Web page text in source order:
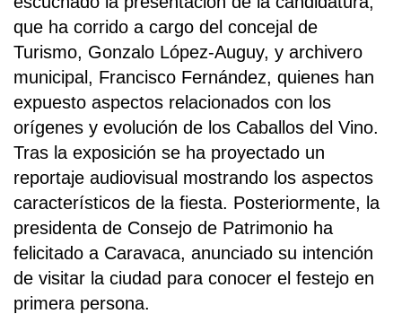
que ha corrido a cargo del concejal de
Turismo, Gonzalo López-Auguy, y archivero
municipal, Francisco Fernández, quienes han
expuesto aspectos relacionados con los
orígenes y evolución de los Caballos del Vino.
Tras la exposición se ha proyectado un
reportaje audiovisual mostrando los aspectos
característicos de la fiesta. Posteriormente, la
presidenta de Consejo de Patrimonio ha
felicitado a Caravaca, anunciado su intención
de visitar la ciudad para conocer el festejo en
primera persona.